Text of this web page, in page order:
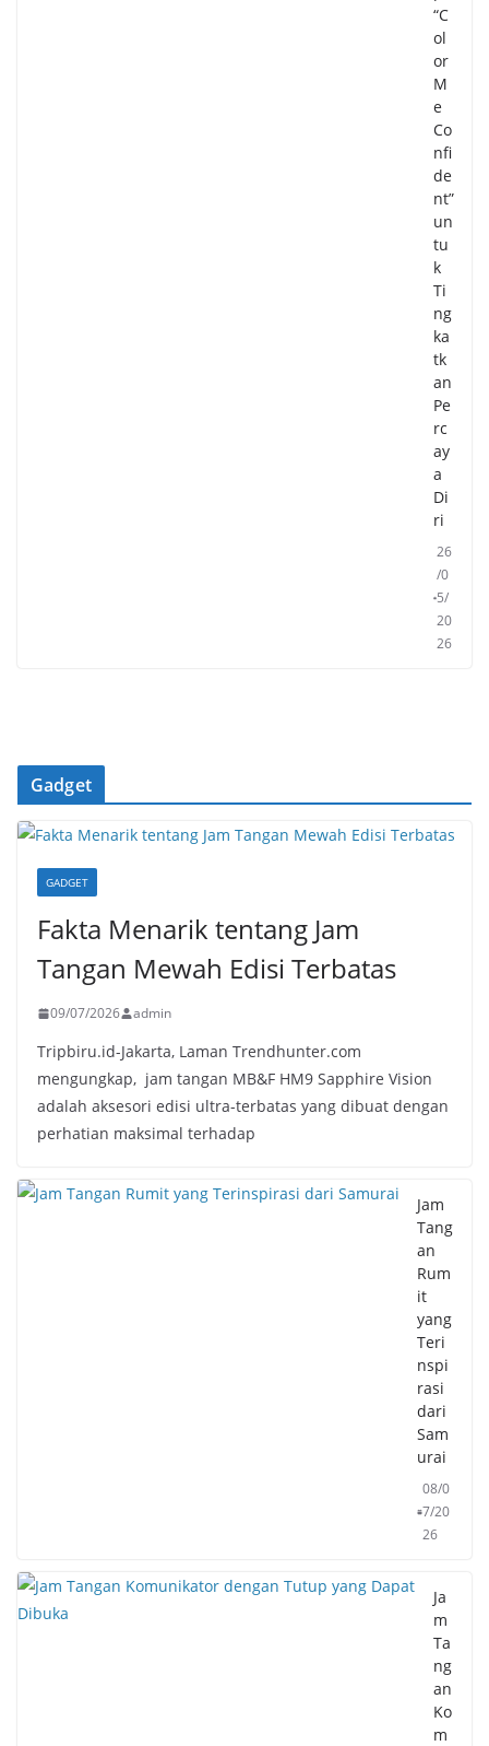
“C
ol
or
M
e
Co
nfi
de
nt”
un
tu
k
Ti
ng
ka
tk
an
Pe
rc
ay
a
Di
ri
26
/0
5/
20
26
Gadget
GADGET
Fakta Menarik tentang Jam
Tangan Mewah Edisi Terbatas
09/07/2026 admin
Tripbiru.id-Jakarta, Laman Trendhunter.com
mengungkap, jam tangan MB&F HM9 Sapphire Vision
adalah aksesori edisi ultra-terbatas yang dibuat dengan
perhatian maksimal terhadap
Jam
Tang
an
Rum
it
yang
Teri
nspi
rasi
dari
Sam
urai
08/0
7/20
26
Ja
m
Ta
ng
an
Ko
m